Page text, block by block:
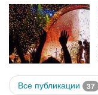
Все публикации 37